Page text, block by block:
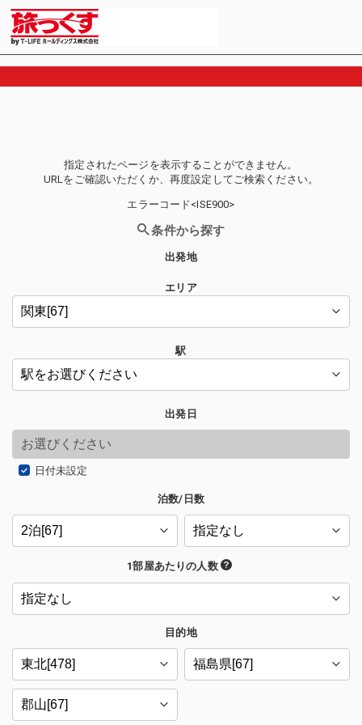
指定されたページを表示することができません。
URLをご確認いただくか、再度設定してご検索ください。
エラーコード<ISE900>
条件から探す
出発地
エリア
駅
出発日
日付未設定
泊数/日数
1部屋あたりの人数
目的地